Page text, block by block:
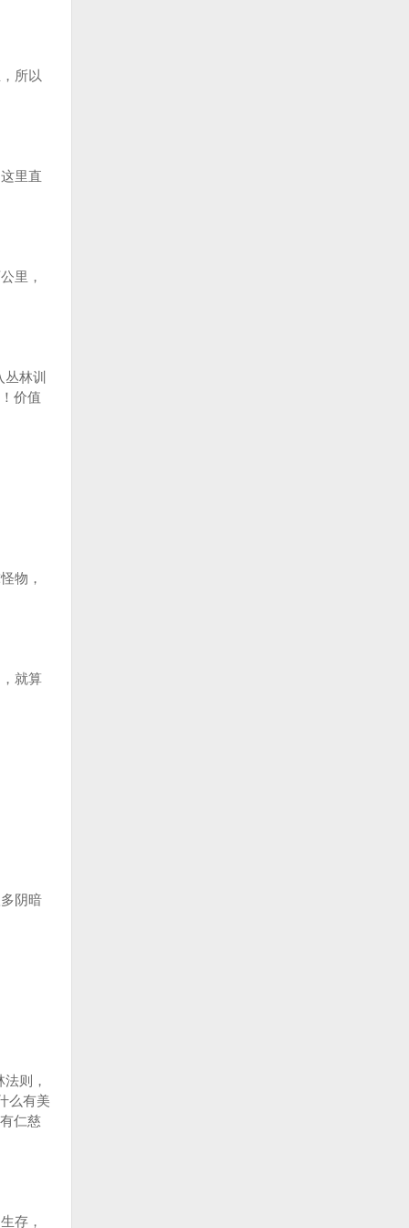
所以
里直
里，
林训
价值
物，
就算
阴暗
则，
么有美
仁慈
存，